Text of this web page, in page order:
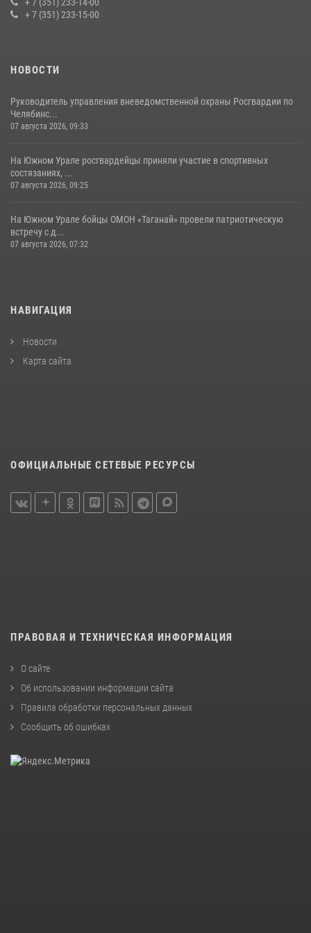
+ 7 (351) 233-15-00
НОВОСТИ
Руководитель управления вневедомственной охраны Росгвардии по
Челябинс...
07 августа 2026, 09:33
На Южном Урале росгвардейцы приняли участие в спортивных
состязаниях, ...
07 августа 2026, 09:25
На Южном Урале бойцы ОМОН «Таганай» провели патриотическую
встречу с д...
07 августа 2026, 07:32
НАВИГАЦИЯ
Новости
Карта сайта
ОФИЦИАЛЬНЫЕ СЕТЕВЫЕ РЕСУРСЫ
ПРАВОВАЯ И ТЕХНИЧЕСКАЯ ИНФОРМАЦИЯ
О сайте
Об использовании информации сайта
Правила обработки персональных данных
Сообщить об ошибках